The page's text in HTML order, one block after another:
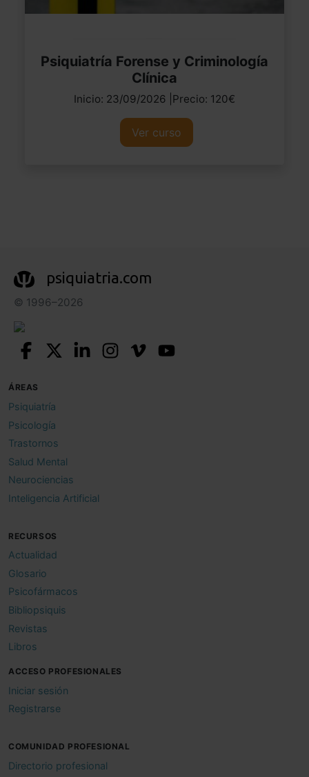
Psiquiatría Forense y Criminología
Clínica
Inicio: 23/09/2026 |Precio: 120€
Ver curso
psiquiatria.com
© 1996–2026
ÁREAS
Psiquiatría
Psicología
Trastornos
Salud Mental
Neurociencias
Inteligencia Artificial
RECURSOS
Actualidad
Glosario
Psicofármacos
Bibliopsiquis
Revistas
Libros
ACCESO PROFESIONALES
Iniciar sesión
Registrarse
COMUNIDAD PROFESIONAL
Directorio profesional